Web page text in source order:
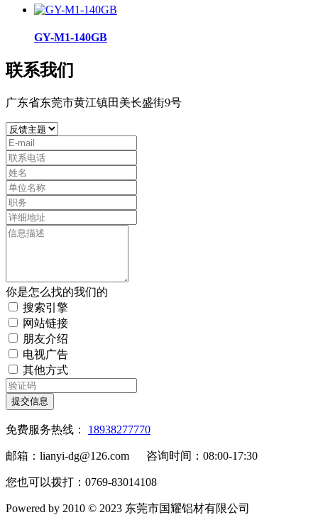
GY-M1-140GB
联系我们
广东省东莞市黄江镇田美长盛街9号
你是怎么找的我们的
搜索引擎
网站链接
朋友介绍
电视广告
其他方式
提交信息
免费服务热线： 18938277770
邮箱：lianyi-dg@126.com 咨询时间：08:00-17:30
您也可以拨打：0769-83014108
Powered by 2010 © 2023 东莞市国耀铝材有限公司